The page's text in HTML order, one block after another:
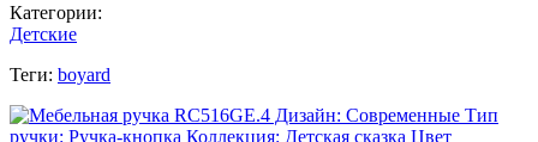
Категории:
Детские
Теги: boyard